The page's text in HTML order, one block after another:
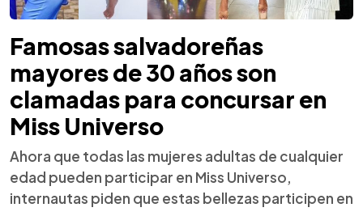
Famosas salvadoreñas
mayores de 30 años son
clamadas para concursar en
Miss Universo
Ahora que todas las mujeres adultas de cualquier
edad pueden participar en Miss Universo,
internautas piden que estas bellezas participen en